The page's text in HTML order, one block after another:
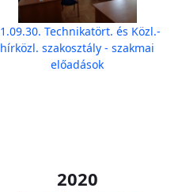
Technikatört. és Közl.-
hírközl. szakosztály - szakmai
előadások
2020